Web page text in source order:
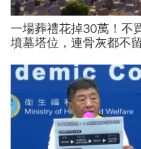
一場葬禮花掉30萬！不
墳墓塔位，連骨灰都不
地的重擔解放